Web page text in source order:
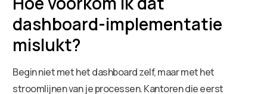
dashboard-implementatie
mislukt?
Begin niet met het dashboard zelf, maar met het
stroomlijnen van je processen. Kantoren die eerst